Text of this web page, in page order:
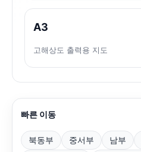
A3
고해상도 출력용 지도
빠른 이동
북동부 중서부 남부